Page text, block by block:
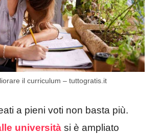
il curriculum – tuttogratis.it
a pieni voti non basta più.
università si è ampliato